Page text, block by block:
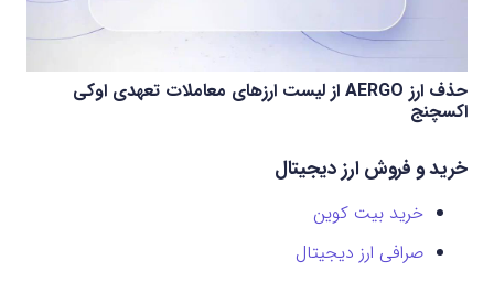
حذف ارز AERGO از لیست ارزهای معاملات تعهدی اوکی
اکسچنج
خرید و فروش ارز دیجیتال
خرید بیت کوین
صرافی ارز دیجیتال